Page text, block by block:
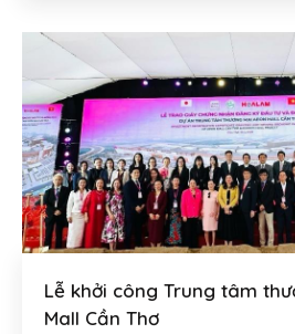
Lễ khởi công Trung tâm
Mall Cần Thơ